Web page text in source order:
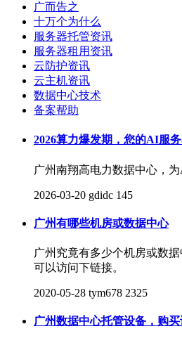
广而告之
十万个为什么
服务器托管资讯
服务器租用资讯
云防护资讯
云主机资讯
数据中心技术
备案帮助
2026算力爆发期，您的AI服
广州南翔高电力数据中心，
2026-03-20 gdidc 145
广州有哪些机房或数据中心
广州究竟有多少个机房或数
可以访问下链接。
2020-05-28 tym678 2325
广州数据中心托管设备，购